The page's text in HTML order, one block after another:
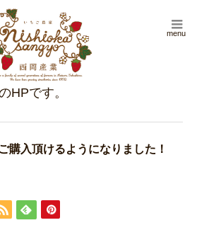
menu
購入頂けるようになりました！